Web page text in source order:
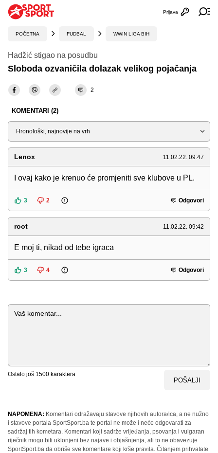
Otvori
Prijava
POČETNA FUDBAL WWIN LIGA BIH
Hadžić stigao na posudbu
Sloboda ozvaničila dolazak velikog pojačanja
2
KOMENTARI (2)
Sortiraj
Lenox 11.02.22. 09:47
I ovaj kako je krenuo će promjeniti sve klubove u PL.
3 2 Odgovori
root 11.02.22. 09:42
E moj ti, nikad od tebe igraca
3 4 Odgovori
Komentar
Ostalo još 1500 karaktera
POŠALJI
NAPOMENA: Komentari odražavaju stavove njihovih autora/ica, a ne nužno
i stavove portala SportSport.ba te portal ne može i neće odgovarati za
sadržaj tih kometara. Komentari koji sadrže vrijeđanja, psovanja i vulgaran
riječnik mogu biti uklonjeni bez najave i objašnjenja, ali to ne obavezuje
SportSport.ba da obriše sve komentare koji krše pravila. Čitanjem prihvatate